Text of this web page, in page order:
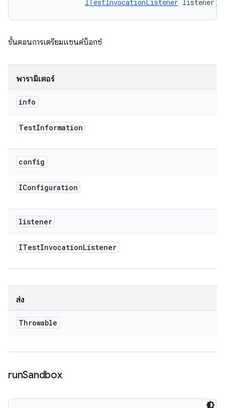
ITestInvocationListener listener)
ขั้นตอนการเตรียมแซนด์บ็อกซ์
พารามิเตอร์
info
TestInformation
config
IConfiguration
listener
ITestInvocationListener
ส่ง
Throwable
runSandbox